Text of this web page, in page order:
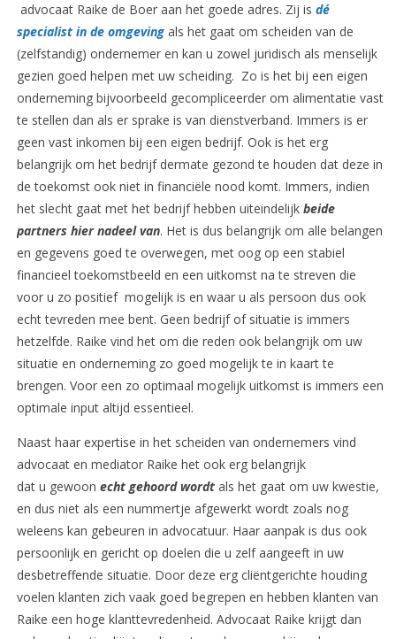
advocaat Raike de Boer aan het goede adres. Zij is dé
specialist in de omgeving als het gaat om scheiden van de
(zelfstandig) ondernemer en kan u zowel juridisch als menselijk
gezien goed helpen met uw scheiding. Zo is het bij een eigen
onderneming bijvoorbeeld gecompliceerder om alimentatie vast
te stellen dan als er sprake is van dienstverband. Immers is er
geen vast inkomen bij een eigen bedrijf. Ook is het erg
belangrijk om het bedrijf dermate gezond te houden dat deze in
de toekomst ook niet in financiële nood komt. Immers, indien
het slecht gaat met het bedrijf hebben uiteindelijk beide
partners hier nadeel van. Het is dus belangrijk om alle belangen
en gegevens goed te overwegen, met oog op een stabiel
financieel toekomstbeeld en een uitkomst na te streven die
voor u zo positief mogelijk is en waar u als persoon dus ook
echt tevreden mee bent. Geen bedrijf of situatie is immers
hetzelfde. Raike vind het om die reden ook belangrijk om uw
situatie en onderneming zo goed mogelijk te in kaart te
brengen. Voor een zo optimaal mogelijk uitkomst is immers een
optimale input altijd essentieel.
Naast haar expertise in het scheiden van ondernemers vind
advocaat en mediator Raike het ook erg belangrijk
dat u gewoon echt gehoord wordtals het gaat om uw kwestie,
en dus niet als een nummertje afgewerkt wordt zoals nog
weleens kan gebeuren in advocatuur. Haar aanpak is dus ook
persoonlijk en gericht op doelen die u zelf aangeeft in uw
desbetreffende situatie. Door deze erg cliëntgerichte houding
voelen klanten zich vaak goed begrepen en hebben klanten van
Raike een hoge klanttevredenheid. Advocaat Raike krijgt dan